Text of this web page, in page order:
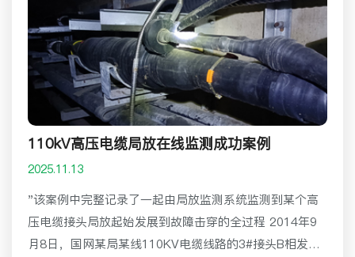
医疗废物在线监管建设，主要由医疗废物全过程在线监管平台与机
构内医疗废物联网系统组成。
查看系列
110kV高压电缆局放在线监测成功案例
2025.11.13
"该案例中完整记录了一起由局放监测系统监测到某个高
压电缆接头局放起始发展到故障击穿的全过程 2014年9
月8日，国网某局某线110KV电缆线路的3#接头B相发生